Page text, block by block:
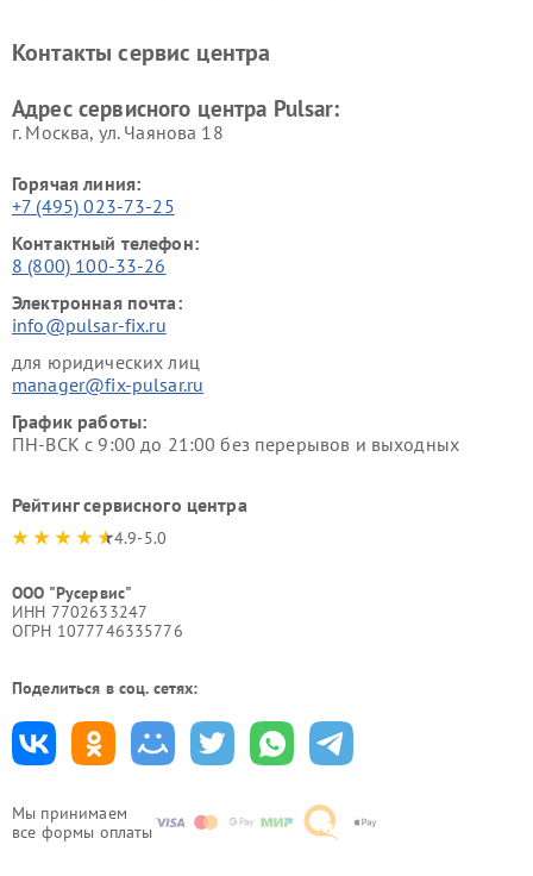
Мы принимаем
все формы оплаты
Контакты сервис центра
Адрес сервисного центра Pulsar:
г. Москва, ул. Чаянова 18
Горячая линия:
+7 (495) 023-73-25
Контактный телефон:
8 (800) 100-33-26
Электронная почта:
info@pulsar-fix.ru
для юридических лиц
manager@fix-pulsar.ru
График работы:
ПН-ВСК с 9:00 до 21:00 без перерывов и выходных
Рейтинг сервисного центра
4.9-5.0
ООО "Русервис"
ИНН 7702633247
ОГРН 1077746335776
Поделиться в соц. сетях: